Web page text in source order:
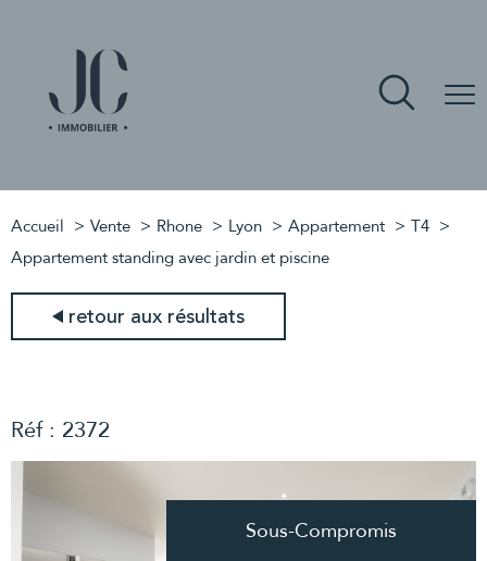
Accueil Vente Rhone Lyon Appartement
T4
Appartement standing avec jardin et piscine
retour aux résultats
Réf : 2372
Sous-Compromis